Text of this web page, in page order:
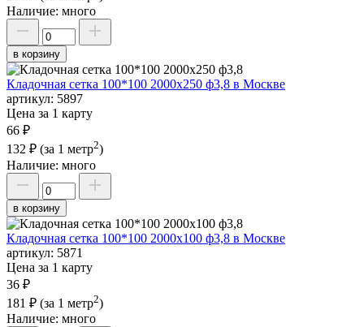
Наличие: много
в корзину
Кладочная сетка 100*100 2000х250 ф3,8 в Москве
артикул: 5897
Цена за 1 карту
66 ₽
132 ₽ (за 1 метр2)
Наличие: много
в корзину
Кладочная сетка 100*100 2000х100 ф3,8 в Москве
артикул: 5871
Цена за 1 карту
36 ₽
181 ₽ (за 1 метр2)
Наличие: много